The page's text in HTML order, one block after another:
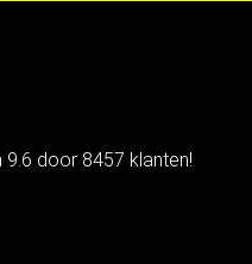
door 8457 klanten!